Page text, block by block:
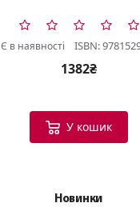
Є в наявності ISBN:
1382₴
У кошик
Новинки